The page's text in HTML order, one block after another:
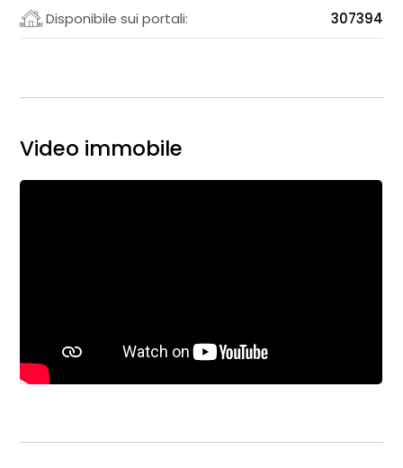
Disponibile sui portali: 307394
Video immobile